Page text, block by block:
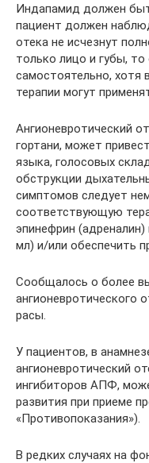
Индапамид должен
пациент должен
отека не исчезнут
только лицо и губы,
самостоятельно, хотя
терапии могут
Ангионевротический
гортани, может
языка, голосовых
обструкции
симптомов следует
соответствующую
эпинефрин (адреналин)
мл) и/или обеспечить
Сообщалось о более
ангионевротического
расы.
У пациентов, в
ангионевротический
ингибиторов АПФ,
развития при приеме
«Противопоказания»).
В редких случаях на